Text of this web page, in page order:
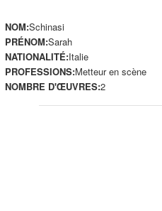
NOM:Schinasi
PRÉNOM:Sarah
NATIONALITÉ:Italie
PROFESSIONS:Metteur en scène
NOMBRE D'ŒUVRES:2